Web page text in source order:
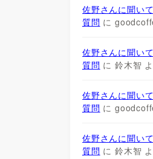
佐野さんに聞い
質問 に
佐野さんに聞い
質問 に鈴木智
佐野さんに聞い
質問 に
佐野さんに聞い
質問 に鈴木智